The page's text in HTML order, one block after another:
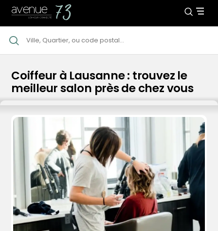
Coiffeur à Lausanne : trouvez le
meilleur salon près de chez vous